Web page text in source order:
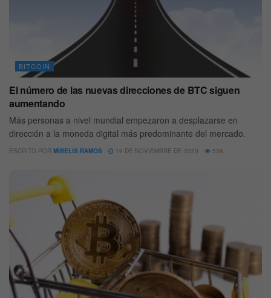
BITCOIN
El número de las nuevas direcciones de BTC siguen
aumentando
Más personas a nivel mundial empezaron a desplazarse en
dirección a la moneda digital más predominante del mercado.
ESCRITO POR MIBELIS RAMOS 19 DE NOVIEMBRE DE 2020 536